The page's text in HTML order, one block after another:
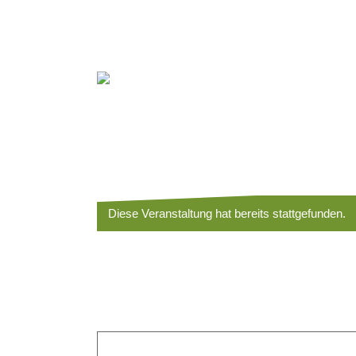
Diese Veranstaltung hat bereits stattgefunden.